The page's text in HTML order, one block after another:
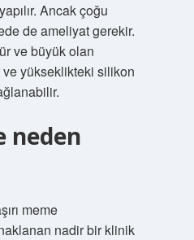
Ancak çoğu
de ameliyat gerekir.
ve büyük olan
ve yükseklikteki silikon
neden
meme
nadir bir klinik